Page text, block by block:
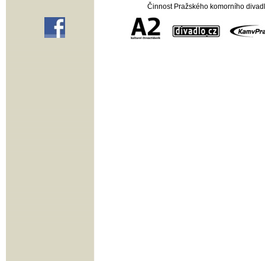
Činnost Pražského komorního